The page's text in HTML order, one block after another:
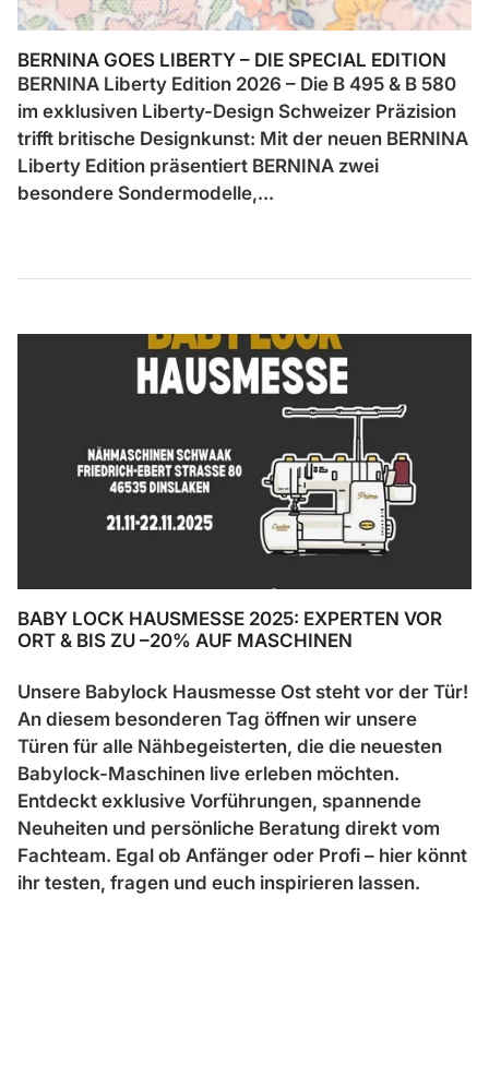
BERNINA GOES LIBERTY – DIE SPECIAL EDITION
BERNINA Liberty Edition 2026 – Die B 495 & B 580
im exklusiven Liberty-Design Schweizer Präzision
trifft britische Designkunst: Mit der neuen BERNINA
Liberty Edition präsentiert BERNINA zwei
besondere Sondermodelle,...
BABY LOCK HAUSMESSE 2025: EXPERTEN VOR
ORT & BIS ZU –20% AUF MASCHINEN
Unsere Babylock Hausmesse Ost steht vor der Tür!
An diesem besonderen Tag öffnen wir unsere
Türen für alle Nähbegeisterten, die die neuesten
Babylock-Maschinen live erleben möchten.
Entdeckt exklusive Vorführungen, spannende
Neuheiten und persönliche Beratung direkt vom
Fachteam. Egal ob Anfänger oder Profi – hier könnt
ihr testen, fragen und euch inspirieren lassen.